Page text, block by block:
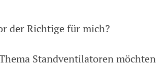
der Richtige für mich?
Standventilatoren möchten